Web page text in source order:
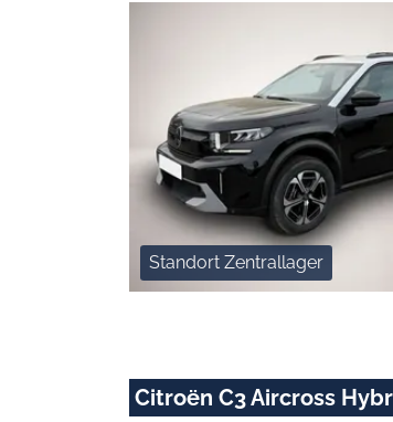
Standort Zentrallager
Citroën C3 Aircross